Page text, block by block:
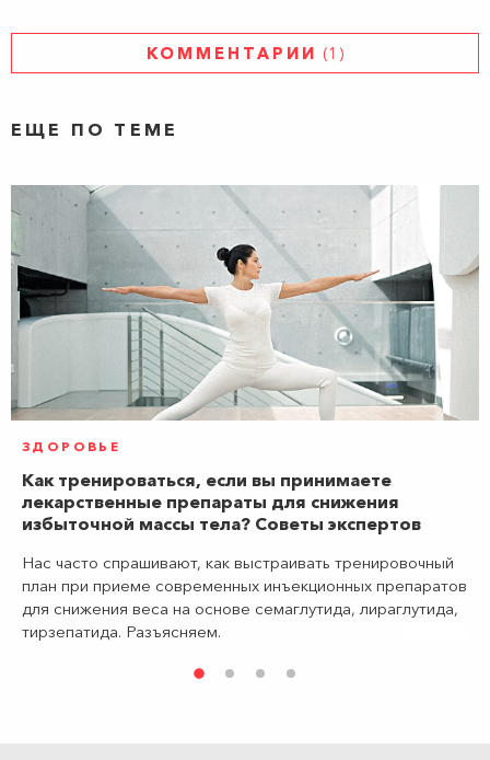
КОММЕНТАРИИ (1)
ЕЩЕ ПО ТЕМЕ
ЗДОРОВЬЕ
Как тренироваться, если вы принимаете
лекарственные препараты для снижения
избыточной массы тела? Советы экспертов
Нас часто спрашивают, как выстраивать тренировочный
план при приеме современных инъекционных препаратов
для снижения веса на основе семаглутида, лираглутида,
тирзепатида. Разъясняем.